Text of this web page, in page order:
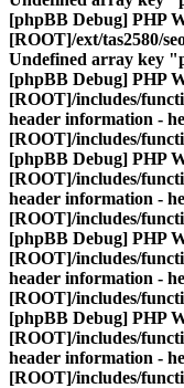
[phpBB Debug] PHP
[ROOT]/ext/tas2580/
Undefined array key
[phpBB Debug] PHP
[ROOT]/includes/
header information -
[ROOT]/includes/
[phpBB Debug] PHP
[ROOT]/includes/
header information -
[ROOT]/includes/
[phpBB Debug] PHP
[ROOT]/includes/
header information -
[ROOT]/includes/
[phpBB Debug] PHP
[ROOT]/includes/
header information -
[ROOT]/includes/